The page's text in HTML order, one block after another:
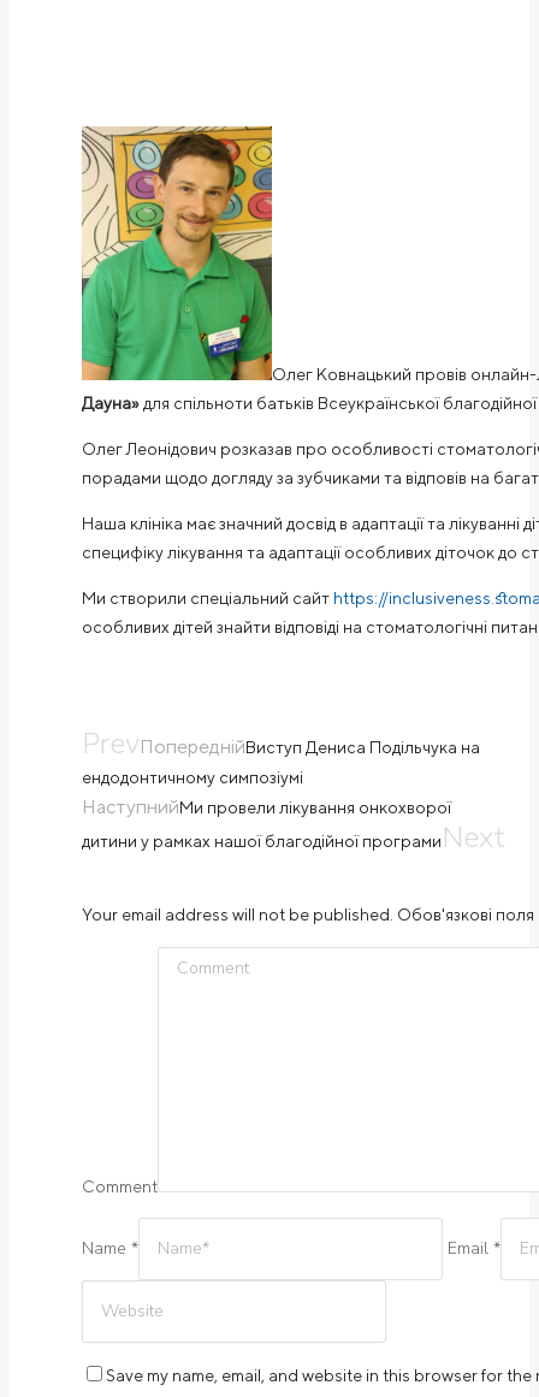
Олег Ковнацький провів онлайн-
Дауна» для спільноти батьків Всеукраїнської благодійної
Олег Леонідович розказав про особливості
порадами щодо догляду за зубчиками та відповів на
Наша клініка має значний досвід в адаптації та лікуванні
специфіку лікування та адаптації особливих діточок до
Ми створили спеціальний сайт https://
особливих дітей знайти відповіді на стоматологічні
PrevПопереднійВиступ Дениса Подільчука на
ендодонтичному симпозіумі
НаступнийМи провели лікування онкохворої
дитини у рамках нашої благодійної програми Next
Your email address will not be published. Обов'язкові поля
Comment
Name * Email *
Save my name, email, and website in this browser for the